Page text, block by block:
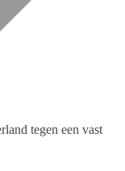
tegen een vast